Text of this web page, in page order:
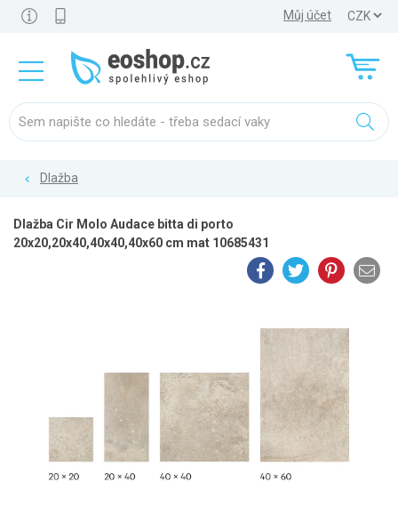
Můj účet
Dlažba
Dlažba Cir Molo Audace bitta di porto
20x20,20x40,40x40,40x60 cm mat 10685431